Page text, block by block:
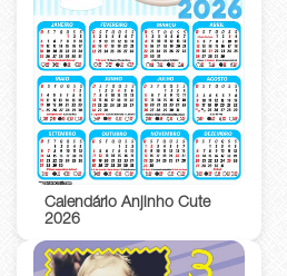
Calendário Anjinho Cute
2026